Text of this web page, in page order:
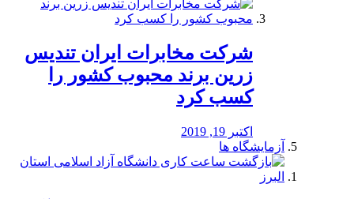
شرکت مخابرات ایران تندیس
زرین برند محبوب کشور را
کسب کرد
اکتبر 19, 2019
آزمایشگاه ها